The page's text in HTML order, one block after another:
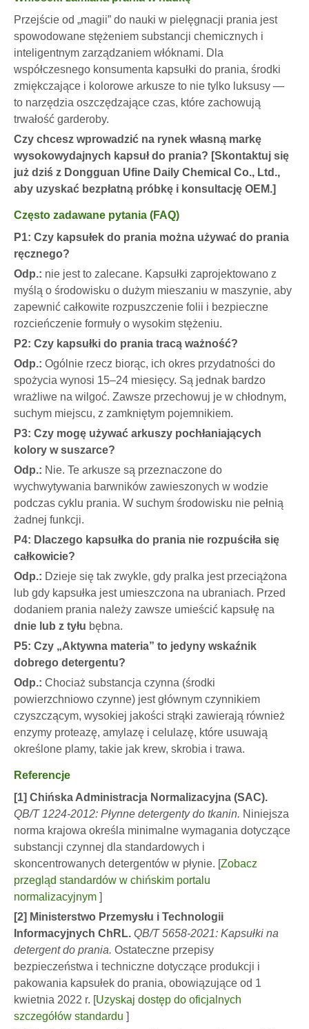
Przejście od „magii” do nauki w pielęgnacji prania jest
spowodowane stężeniem substancji chemicznych i
inteligentnym zarządzaniem włóknami. Dla
współczesnego konsumenta kapsułki do prania, środki
zmiękczające i kolorowe arkusze to nie tylko luksusy —
to narzędzia oszczędzające czas, które zachowują
trwałość garderoby.
Czy chcesz wprowadzić na rynek własną markę
wysokowydajnych kapsuł do prania? [Skontaktuj się
już dziś z Dongguan Ufine Daily Chemical Co., Ltd.,
aby uzyskać bezpłatną próbkę i konsultację OEM.]
Często zadawane pytania (FAQ)
P1: Czy kapsułek do prania można używać do prania
ręcznego?
Odp.: nie jest to zalecane. Kapsułki zaprojektowano z
myślą o środowisku o dużym mieszaniu w maszynie, aby
zapewnić całkowite rozpuszczenie folii i bezpieczne
rozcieńczenie formuły o wysokim stężeniu.
P2: Czy kapsułki do prania tracą ważność?
Odp.: Ogólnie rzecz biorąc, ich okres przydatności do
spożycia wynosi 15–24 miesięcy. Są jednak bardzo
wrażliwe na wilgoć. Zawsze przechowuj je w chłodnym,
suchym miejscu, z zamkniętym pojemnikiem.
P3: Czy mogę używać arkuszy pochłaniających
kolory w suszarce?
Odp.: Nie. Te arkusze są przeznaczone do
wychwytywania barwników zawieszonych w wodzie
podczas cyklu prania. W suchym środowisku nie pełnią
żadnej funkcji.
P4: Dlaczego kapsułka do prania nie rozpuściła się
całkowicie?
Odp.: Dzieje się tak zwykle, gdy pralka jest przeciążona
lub gdy kapsułka jest umieszczona na ubraniach. Przed
dodaniem prania należy zawsze umieścić kapsułę na
dnie lub z tyłu bębna.
P5: Czy „Aktywna materia” to jedyny wskaźnik
dobrego detergentu?
Odp.: Chociaż substancja czynna (środki
powierzchniowo czynne) jest głównym czynnikiem
czyszczącym, wysokiej jakości strąki zawierają również
enzymy proteazę, amylazę i celulazę, które usuwają
określone plamy, takie jak krew, skrobia i trawa.
Referencje
[1] Chińska Administracja Normalizacyjna (SAC).
QB/T 1224-2012: Płynne detergenty do tkanin. Niniejsza
norma krajowa określa minimalne wymagania dotyczące
substancji czynnej dla standardowych i
skoncentrowanych detergentów w płynie. [Zobacz
przegląd standardów w chińskim portalu
normalizacyjnym ]
[2] Ministerstwo Przemysłu i Technologii
Informacyjnych ChRL. QB/T 5658-2021: Kapsułki na
detergent do prania. Ostateczne przepisy
bezpieczeństwa i techniczne dotyczące produkcji i
pakowania kapsułek do prania, obowiązujące od 1
kwietnia 2022 r. [Uzyskaj dostęp do oficjalnych
szczegółów standardu ]